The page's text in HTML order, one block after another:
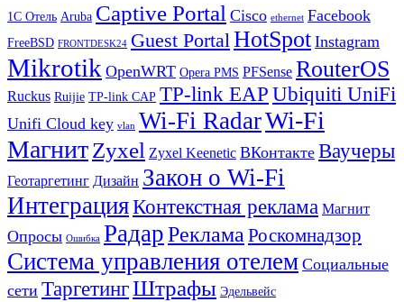
1С Отель Aruba Captive Portal Cisco ethernet Facebook
FreeBSD FRONTDESK24 Guest PortalHotSpot Instagram
Mikrotik OpenWRT Opera PMS PFSense RouterOS
Ruckus Ruijie TP-link CAP TP-link EAP Ubiquiti UniFi
Unifi Cloud key vlan Wi-Fi RadarWi-Fi
МагнитZyxel Zyxel Keenetic ВКонтакте Ваучеры
Геотаргетинг Дизайн Закон о Wi-Fi
ИнтеграцияКонтекстная реклама Магнит
Опросы Ошибка РадарРеклама Роскомнадзор
Система управления отелем Социальные
сети ТаргетингШтрафы Эдельвейс